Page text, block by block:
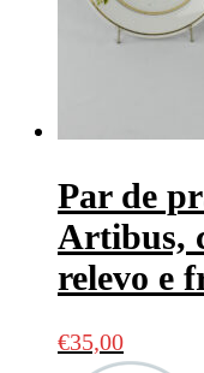
Par de
Artibus,
relevo e
€35,00